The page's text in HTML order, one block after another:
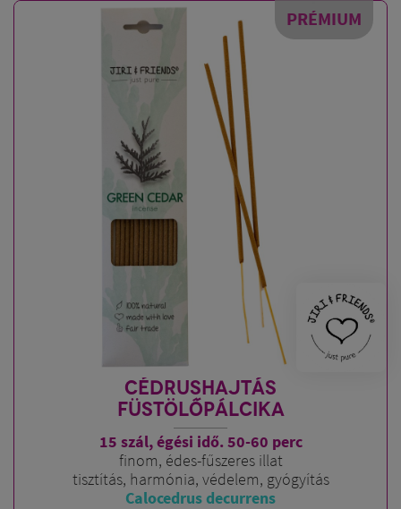
PRÉMIUM
CÉDRUSHAJTÁS
FÜSTÖLŐPÁLCIKA
15 szál, égési idő. 50-60 perc
finom, édes-fűszeres illat
tisztítás, harmónia, védelem, gyógyítás
Calocedrus decurrens